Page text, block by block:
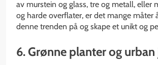
av murstein og glass, tre og metall, eller
og harde overflater, er det mange måter
denne trenden på og skape et unikt og
6. Grønne planter og